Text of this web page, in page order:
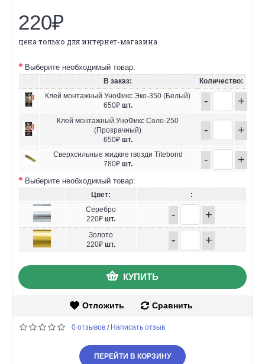
220₽
цена только для интернет-магазина
Выберите необходимый товар:
В заказ:
Количество:
Клей монтажный УноФикс Эко-350 (Белый)
650₽ шт. - +
Клей монтажный УноФикс Соло-250
(Прозрачный)
650₽ шт.
- +
Сверхсильные жидкие гвозди Titebond
780₽ шт. - +
Выберите необходимый товар:
Цвет:
:
Серебро
220₽ шт. - +
Золото
220₽ шт. - +
КУПИТЬ
Отложить Сравнить
0 отзывов / Написать отзыв
ПЕРЕЙТИ В КОРЗИНУ